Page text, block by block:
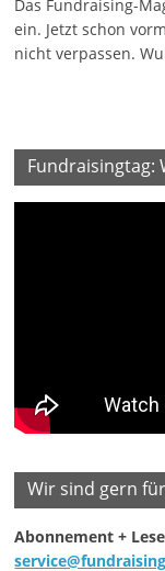
Das Fundraising-
ein. Jetzt schon
nicht verpassen.
Fundraisingtag:
Wir sind gern
Abonnement +